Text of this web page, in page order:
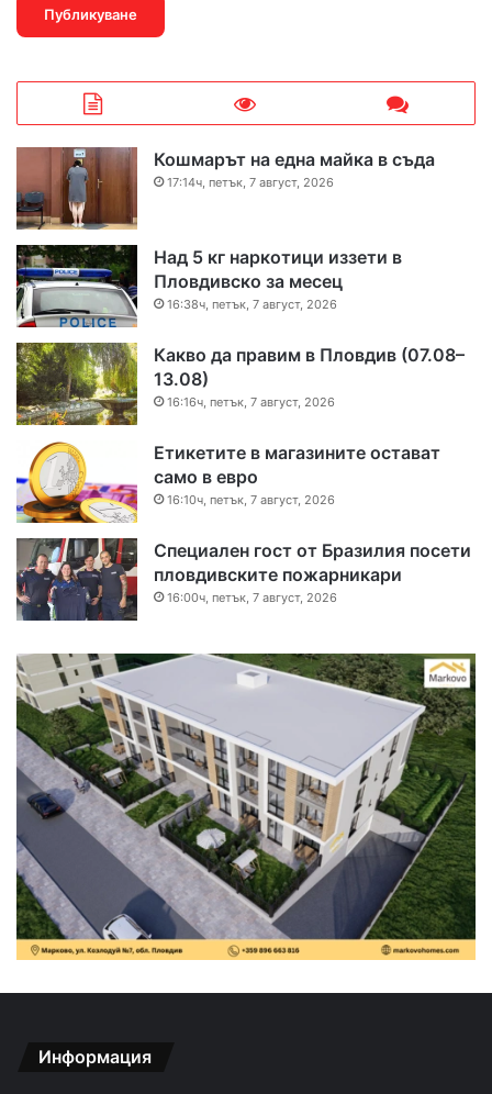
Кошмарът на една майка в съда
17:14ч, петък, 7 август, 2026
Над 5 кг наркотици иззети в
Пловдивско за месец
16:38ч, петък, 7 август, 2026
Какво да правим в Пловдив (07.08–
13.08)
16:16ч, петък, 7 август, 2026
Етикетите в магазините остават
само в евро
16:10ч, петък, 7 август, 2026
Специален гост от Бразилия посети
пловдивските пожарникари
16:00ч, петък, 7 август, 2026
Информация